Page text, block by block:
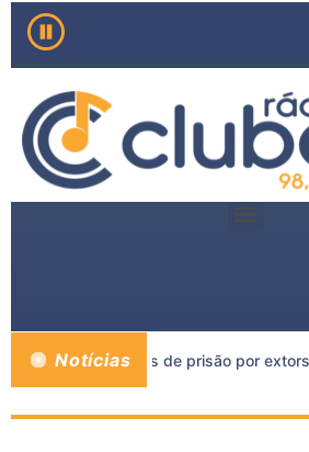
Notícias
a mais de 11 anos de prisão por